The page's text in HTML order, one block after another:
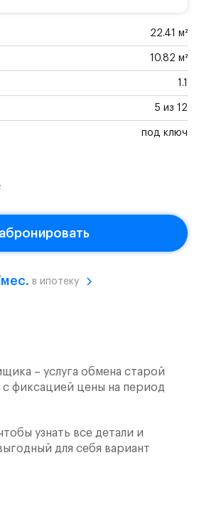
22.41 м²
10.82 м²
1.1
5 из 12
под ключ
в ипотеку
– услуга обмена старой
фиксацией цены на период
узнать все детали и
для себя вариант
студия с отделкой. Квартира